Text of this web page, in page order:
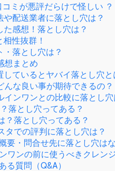
ミが悪評だらけで怪しい ？
配送業者に落とし穴は？
感想！落とし穴は？
性抜群！
・落とし穴は？
想まとめ
しているとヤバイ落とし穴と
んな良い事が期待できるの？
ンワンとの比較に落とし穴
落とし穴ってある？
？落とし穴ってある？
タでの評判に落とし穴は？
要・問合せ先に落とし穴は
ワンの前に使うべきクレン
る質問（Q&A）